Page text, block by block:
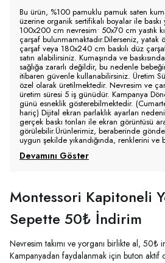
Bu ürün, %100 pamuklu pamuk saten
üzerine organik sertifikalı boyalar ile baskı
100x200 cm nevresim• 50x70 cm yastık
çarşaf bulunmamaktadır.Dilerseniz, yatak
çarşaf veya 180x240 cm baskılı düz
satın alabilirsiniz. Kumaşında ve
sağlığa zararlı değildir, bu nedenle
itibaren güvenle kullanabilirsiniz. Üretim
özel olarak üretilmektedir. Nevresim ve
üretim süresi 5 iş günüdür. Kampanya
günü esneklik gösterebilmektedir.
hariç) Dijital ekran parlaklık ayarları
gerçek baskı tonları ile ekran görüntüsü
görülebilir.Ürünlerimiz, beraberinde
uygun şekilde yıkandığında, renklerini ve
Devamını Göster
Montessori Kapitoneli
Sepette 50₺ İndirim
Nevresim takımı ve yorganı birlikte al, 50₺
Kampanyadan faydalanmak için buton aktif